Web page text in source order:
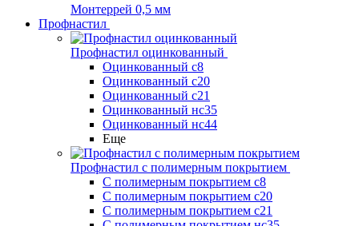
Монтеррей 0,5 мм
Профнастил
Профнастил оцинкованный
Оцинкованный с8
Оцинкованный с20
Оцинкованный с21
Оцинкованный нс35
Оцинкованный нс44
Еще
Профнастил с полимерным покрытием
С полимерным покрытием с8
С полимерным покрытием с20
С полимерным покрытием с21